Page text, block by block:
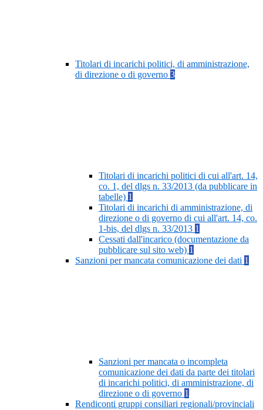
Titolari di incarichi politici, di amministrazione,
di direzione o di governo 3
Titolari di incarichi politici di cui all'art. 14,
co. 1, del dlgs n. 33/2013 (da pubblicare in
tabelle) 1
Titolari di incarichi di amministrazione, di
direzione o di governo di cui all'art. 14, co.
1-bis, del dlgs n. 33/2013 1
Cessati dall'incarico (documentazione da
pubblicare sul sito web) 1
Sanzioni per mancata comunicazione dei dati 1
Sanzioni per mancata o incompleta
comunicazione dei dati da parte dei titolari
di incarichi politici, di amministrazione, di
direzione o di governo 1
Rendiconti gruppi consiliari regionali/provinciali